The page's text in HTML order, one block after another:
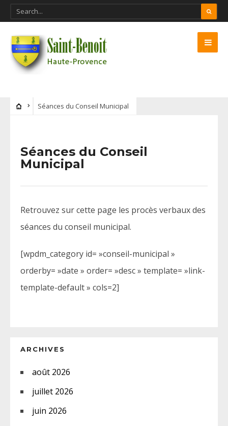
Séances du Conseil Municipal
Séances du Conseil
Municipal
Retrouvez sur cette page les procès verbaux des
séances du conseil municipal.
[wpdm_category id= »conseil-municipal »
orderby= »date » order= »desc » template= »link-
template-default » cols=2]
ARCHIVES
août 2026
juillet 2026
juin 2026